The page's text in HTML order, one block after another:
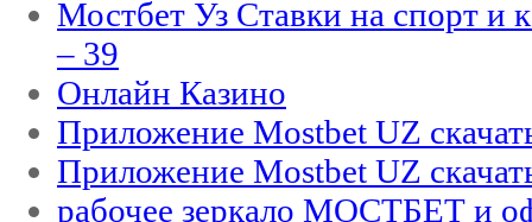
Мостбет Уз Ставки на спорт и
– 39
Онлайн Казино
Приложение Mostbet UZ
Приложение Mostbet UZ
рабочее зеркало МОСТБЕТ и